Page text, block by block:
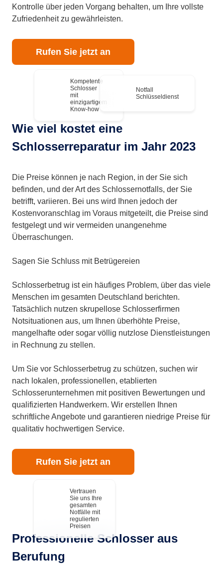
Kompetente
Schlosser
mit
einzigartigem
Know-how
Notfall
Schlüsseldienst
Kontrolle über jeden Vorgang behalten, um Ihre vollste
Zufriedenheit zu gewährleisten.
Rufen Sie jetzt an
Wie viel kostet eine
Schlosserreparatur im Jahr 2023
Die Preise können je nach Region, in der Sie sich
befinden, und der Art des Schlossernotfalls, der Sie
betrifft, variieren. Bei uns wird Ihnen jedoch der
Kostenvoranschlag im Voraus mitgeteilt, die Preise sind
festgelegt und wir vermeiden unangenehme
Überraschungen.
Sagen Sie Schluss mit Betrügereien
Schlosserbetrug ist ein häufiges Problem, über das viele
Menschen im gesamten Deutschland berichten.
Tatsächlich nutzen skrupellose Schlosserfirmen
Notsituationen aus, um Ihnen überhöhte Preise,
mangelhafte oder sogar völlig nutzlose Dienstleistungen
in Rechnung zu stellen.
Um Sie vor Schlosserbetrug zu schützen, suchen wir
nach lokalen, professionellen, etablierten
Schlosserunternehmen mit positiven Bewertungen und
qualifizierten Handwerkern. Wir erstellen Ihnen
schriftliche Angebote und garantieren niedrige Preise für
qualitativ hochwertigen Service.
Rufen Sie jetzt an
Vertrauen
Sie uns Ihre
gesamten
Notfälle mit
regulierten
Preisen
Professionelle Schlosser aus
Berufung